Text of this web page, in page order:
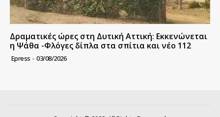
Δραματικές ώρες στη Δυτική Αττική: Εκκενώνεται
η Ψάθα -Φλόγες δίπλα στα σπίτια και νέο 112
Epress - 03/08/2026